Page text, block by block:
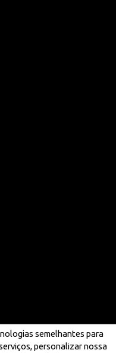
semelhantes para
personalizar nossa